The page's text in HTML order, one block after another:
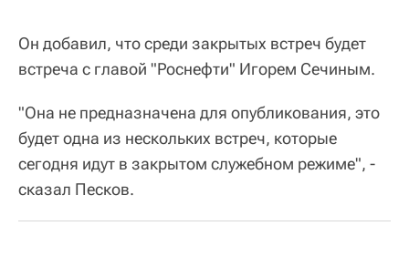
Он добавил, что среди закрытых встреч будет
встреча с главой "Роснефти" Игорем Сечиным.
"Она не предназначена для опубликования, это
будет одна из нескольких встреч, которые
сегодня идут в закрытом служебном режиме", -
сказал Песков.